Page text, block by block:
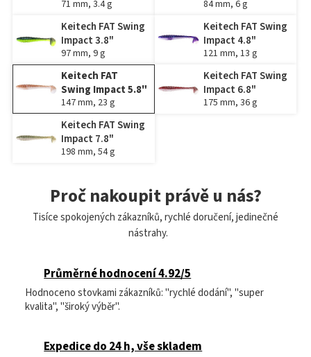
71 mm, 3.4 g 84 mm, 6 g
Keitech FAT Swing
Impact 3.8"
97 mm, 9 g
Keitech FAT Swing
Impact 4.8"
121 mm, 13 g
Keitech FAT
Swing Impact 5.8"
147 mm, 23 g
Keitech FAT Swing
Impact 6.8"
175 mm, 36 g
Keitech FAT Swing
Impact 7.8"
198 mm, 54 g
Proč nakoupit právě u nás?
Tisíce spokojených zákazníků, rychlé doručení, jedinečné
nástrahy.
Průměrné hodnocení 4.92/5
Hodnoceno stovkami zákazníků: "rychlé dodání", "super
kvalita", "široký výběr".
Expedice do 24 h, vše skladem